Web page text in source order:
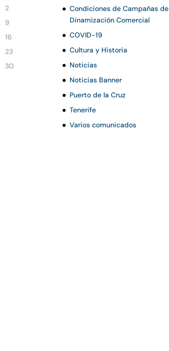
2
9
16
23
30
Condiciones de Campañas de
Dinamización Comercial
COVID-19
Cultura y Historia
Noticias
Noticias Banner
Puerto de la Cruz
Tenerife
Varios comunicados